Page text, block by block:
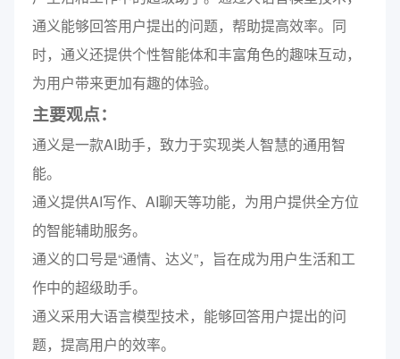
通义能够回答用户提出的问题，帮助提高效率。同
时，通义还提供个性智能体和丰富角色的趣味互动，
为用户带来更加有趣的体验。
主要观点：
通义是一款AI助手，致力于实现类人智慧的通用智
能。
通义提供AI写作、AI聊天等功能，为用户提供全方位
的智能辅助服务。
通义的口号是“通情、达义”，旨在成为用户生活和工
作中的超级助手。
通义采用大语言模型技术，能够回答用户提出的问
题，提高用户的效率。